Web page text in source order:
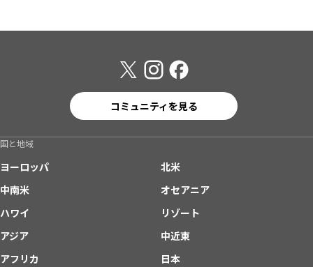
コミュニティを見る
国と地域
ヨーロッパ
北米
中南米
オセアニア
ハワイ
リゾート
アジア
中近東
アフリカ
日本